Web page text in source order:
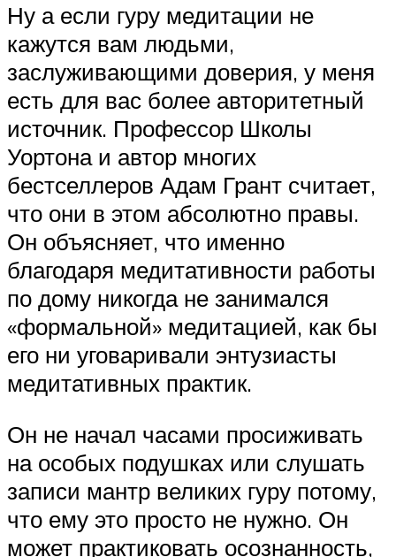
Ну а если гуру медитации не
кажутся вам людьми,
заслуживающими доверия, у меня
есть для вас более авторитетный
источник. Профессор Школы
Уортона и автор многих
бестселлеров Адам Грант считает,
что они в этом абсолютно правы.
Он объясняет, что именно
благодаря медитативности работы
по дому никогда не занимался
«формальной» медитацией, как бы
его ни уговаривали энтузиасты
медитативных практик.
Он не начал часами просиживать
на особых подушках или слушать
записи мантр великих гуру потому,
что ему это просто не нужно. Он
может практиковать осознанность,